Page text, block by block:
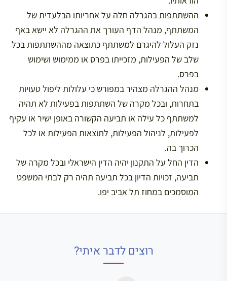
ההשתתפות בהגרלה חלה על אחריותו הבלעדית של
המשתתף, מנהל הדף העורך את ההגרלה לא יישא באף
נזק העלול להיגרם למשתתף כתוצאה מההשתתפות בכל
שלב של הפעילות, מזכייתו בפרס או ממימוש ושימוש
בפרס.
מנהל ההגרלה מצהיר במפורש כי עלולות ליפול טעויות
בתחרות, ובכל מקרה של השתתפות בפעילות לא תהיה
למשתתף כל עילה או תביעה הקשורה באופן ישיר או עקיף
לפעילות, לניהול הפעילות, לתוצאות הפעילות או לכל
הכרוך בה.
הדין החל על התקנון יהיה הדין הישראלי ובכל מקרה של
תביעה, זכויות הדיון בכל תביעה תהיה רק לבתי המשפט
המוסמכים במחוז תל אביב יפו.
רוצים לדבר איתי?